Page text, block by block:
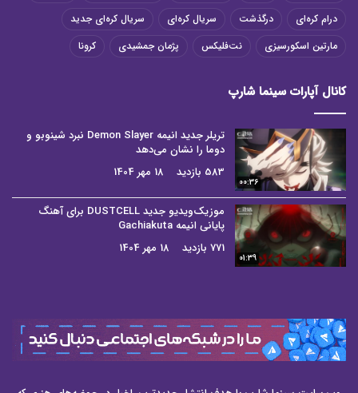
درام کره‌ای
درگذشت سریال کره‌ای
سریال کره‌ای جدید
مارتین اسکورسیزی
نت‌فلیکس پژمان جمشیدی کرونا
کانال آپارات سینما شارپ
00:36
تریلر جدید انیمه Demon Slayer نبرد شینوبو و
دوما را نشان می‌دهد
583 بازدید
18 مهر 1404
01:39
موزیک‌ویدیو جدید DUSTCELL برای آهنگ
پایانی انیمه Gachiakuta
771 بازدید
18 مهر 1404